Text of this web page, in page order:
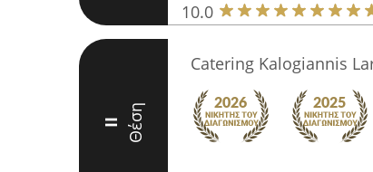
10.0
II Θέση
Catering Kalogiannis